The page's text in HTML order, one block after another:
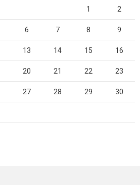
1 2
6 7 8 9
13 14 15 16
20 21 22 23
27 28 29 30